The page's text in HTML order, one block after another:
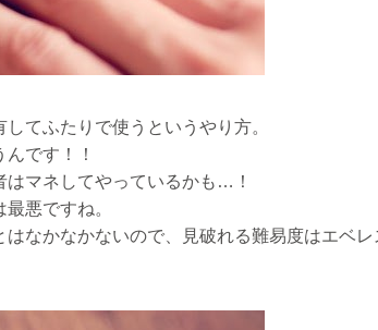
てふたりで使うというやり方。
です！！
マネしてやっているかも…！
悪ですね。
なかなかないので、見破れる難易度はエベレ